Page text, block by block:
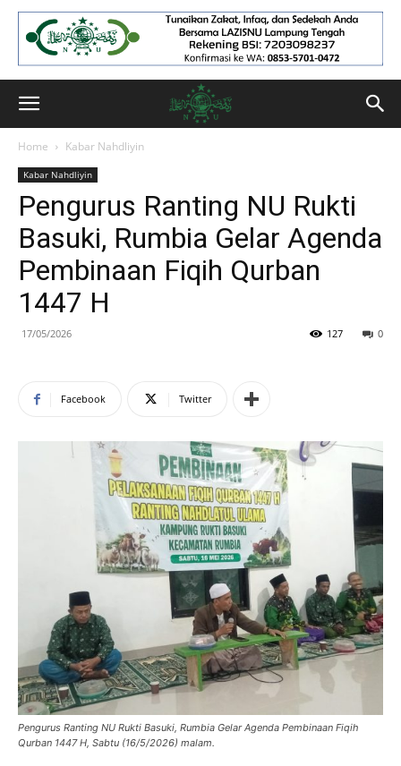
Home Kabar Nahdliyin
Kabar Nahdliyin
Pengurus Ranting NU Rukti
Basuki, Rumbia Gelar Agenda
Pembinaan Fiqih Qurban
1447 H
17/05/2026 0
127
Facebook Twitter
Pengurus Ranting NU Rukti Basuki, Rumbia Gelar Agenda Pembinaan Fiqih
Qurban 1447 H, Sabtu (16/5/2026) malam.